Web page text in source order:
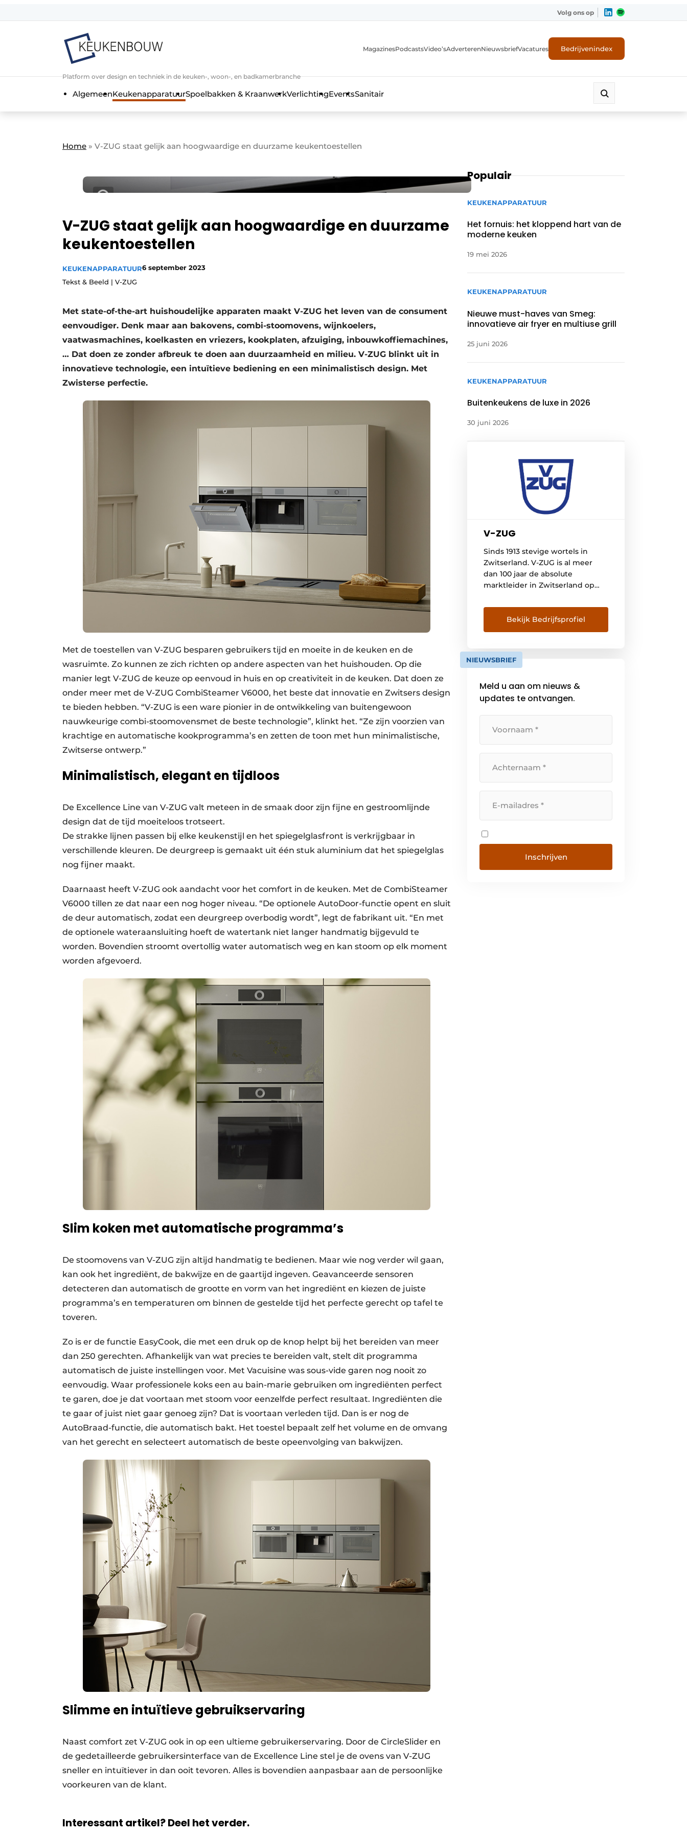
Algemene voorwaarden
Contact
Keukenbouw | Platform over design en techniek in de keuken-, woon-, en badkamerbranche
Nieuwsbrief
Privacy / Cookie statement
Vacature aanmelden
Volg ons op
Platform over design en techniek in de keuken-, woon-, en badkamerbranche
MagazinesPodcastsVideo’sAdverterenNieuwsbriefVacatures Bedrijvenindex
AlgemeenKeukenapparatuurSpoelbakken & KraanwerkVerlichtingEventsSanitair
Home » V-ZUG staat gelijk aan hoogwaardige en duurzame keukentoestellen
V-ZUG staat gelijk aan hoogwaardige en duurzame
keukentoestellen
KEUKENAPPARATUUR6 september 2023
Tekst & Beeld | V-ZUG
Met state-of-the-art huishoudelijke apparaten maakt V-ZUG het leven van de consument
eenvoudiger. Denk maar aan bakovens, combi-stoomovens, wijnkoelers,
vaatwasmachines, koelkasten en vriezers, kookplaten, afzuiging, inbouwkoffiemachines,
… Dat doen ze zonder afbreuk te doen aan duurzaamheid en milieu. V-ZUG blinkt uit in
innovatieve technologie, een intuïtieve bediening en een minimalistisch design. Met
Zwisterse perfectie.
Met de toestellen van V-ZUG besparen gebruikers tijd en moeite in de keuken en de
wasruimte. Zo kunnen ze zich richten op andere aspecten van het huishouden. Op die
manier legt V-ZUG de keuze op eenvoud in huis en op creativiteit in de keuken. Dat doen ze
onder meer met de V-ZUG CombiSteamer V6000, het beste dat innovatie en Zwitsers design
te bieden hebben. “V-ZUG is een ware pionier in de ontwikkeling van buitengewoon
nauwkeurige combi-stoomovensmet de beste technologie”, klinkt het. “Ze zijn voorzien van
krachtige en automatische kookprogramma’s en zetten de toon met hun minimalistische,
Zwitserse ontwerp.”
Minimalistisch, elegant en tijdloos
De Excellence Line van V-ZUG valt meteen in de smaak door zijn fijne en gestroomlijnde
design dat de tijd moeiteloos trotseert.
De strakke lijnen passen bij elke keukenstijl en het spiegelglasfront is verkrijgbaar in
verschillende kleuren. De deurgreep is gemaakt uit één stuk aluminium dat het spiegelglas
nog fijner maakt.
Daarnaast heeft V-ZUG ook aandacht voor het comfort in de keuken. Met de Combi­Steamer
V6000 tillen ze dat naar een nog hoger niveau. “De optionele AutoDoor-functie opent en sluit
de deur automatisch, zodat een deurgreep overbodig wordt”, legt de fabrikant uit. “En met
de optionele wateraansluiting hoeft de watertank niet langer handmatig bijgevuld te
worden. Bovendien stroomt overtollig water automatisch weg en kan stoom op elk moment
worden afgevoerd.
Slim koken met automatische programma’s
De stoomovens van V-ZUG zijn altijd handmatig te bedienen. Maar wie nog verder wil gaan,
kan ook het ingrediënt, de bakwijze en de gaartijd ingeven. Geavanceerde sensoren
detecteren dan automatisch de grootte en vorm van het ingrediënt en kiezen de juiste
programma’s en temperaturen om binnen de gestelde tijd het perfecte gerecht op tafel te
toveren.
Zo is er de functie EasyCook, die met een druk op de knop helpt bij het bereiden van meer
dan 250 gerechten. Afhankelijk van wat precies te bereiden valt, stelt dit programma
automatisch de juiste instellingen voor. Met Vacuisine was sous-vide garen nog nooit zo
eenvoudig. Waar professionele koks een au bain-marie gebruiken om ingrediënten perfect
te garen, doe je dat voortaan met stoom voor eenzelfde perfect resultaat. Ingrediënten die
te gaar of juist niet gaar genoeg zijn? Dat is voortaan verleden tijd. Dan is er nog de
AutoBraad-functie, die automatisch bakt. Het toestel bepaalt zelf het volume en de omvang
van het gerecht en selecteert automatisch de beste opeenvolging van bakwijzen.
Slimme en intuïtieve gebruikservaring
Naast comfort zet V-ZUG ook in op een ultieme gebruikerservaring. Door de Circle­Slider en
de gedetailleerde gebruikersinterface van de Excellence Line stel je de ovens van V-ZUG
sneller en intuïtiever in dan ooit tevoren. Alles is bovendien aanpasbaar aan de persoonlijke
voorkeuren van de klant.
Interessant artikel? Deel het verder.
Populair
KEUKENAPPARATUUR
Het fornuis: het kloppend hart van de
moderne keuken
19 mei 2026
KEUKENAPPARATUUR
Nieuwe must-haves van Smeg:
innovatieve air fryer en multiuse grill
25 juni 2026
KEUKENAPPARATUUR
Buitenkeukens de luxe in 2026
30 juni 2026
V-ZUG
Sinds 1913 stevige wortels in
Zwitserland. V-ZUG is al meer
dan 100 jaar de absolute
marktleider in Zwitserland op
huishoudtoestellen. Sinds 1913
ontwikkelt én produceert het
bedrijf in het hart van
toestellen van absolute
topkwaliteit voor de keuken en
er niet alleen op gericht om […]
Bekijk Bedrijfsprofiel
NIEUWSBRIEF
Meld u aan om nieuws &
updates te ontvangen.